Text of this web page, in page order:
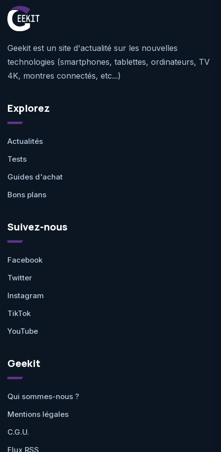
Geekit est un site d'actualité sur les nouvelles
technologies (smartphones, tablettes, ordinateurs, TV
4K, montres connectés, etc...)
Explorez
Actualités
Tests
Guides d'achat
Bons plans
Suivez-nous
Facebook
Twitter
Instagram
TikTok
YouTube
Geekit
Qui sommes-nous ?
Mentions légales
C.G.U.
Flux RSS